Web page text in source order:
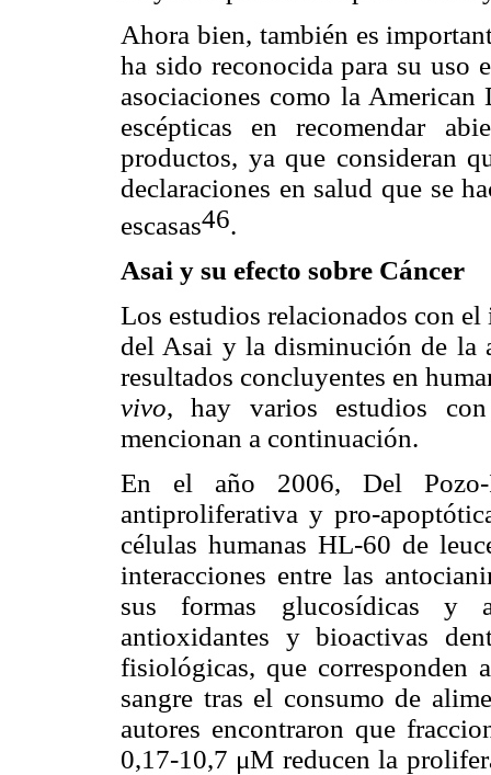
Ahora bien, también es
ha sido reconocida para su uso
asociaciones como la
escépticas en recomendar
productos, ya que consideran
declaraciones en salud que se
escasas46.
Asai y su efecto sobre Cáncer
Los estudios relacionados con
del Asai y la disminución de la
resultados concluyentes en
vivo, hay varios estudios
mencionan a continuación.
En el año 2006, Del Pozo-
antiproliferativa y pro-
células humanas HL-60 de
interacciones entre las
sus formas glucosídicas y
antioxidantes y bioactivas
fisiológicas, que corresponden
sangre tras el consumo de
autores encontraron que
0,17-10,7 μM reducen la